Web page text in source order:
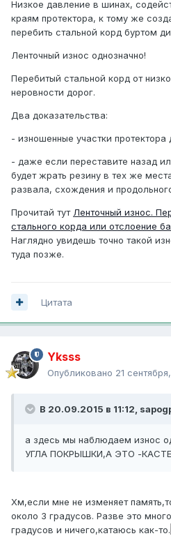
Низкое давление в шинах,
краям протектора, к тому же
перебить стальной корд буртом
Ленточный износ однозначно!
Перебитый стальной корд от
неровности дорог.
Два доказательства:
- изношенные участки
- даже если переставите назад
будет жрать резину в тех же
развала, схождения и
Прочитай тут Ленточный износ.
стального корда или отслоение
Наглядно увидешь точно такой
туда позже.
Цитата
Yksss
Опубликовано 21
В 20.09.2015 в 11:12,
а здесь мы наблюдаем износ
УГЛА ПОКРЫШКИ,А ЭТО -
Хм,если мне не изменяет
около 3 градусов. Разве это
градусов и ничего,катаюсь как-то.